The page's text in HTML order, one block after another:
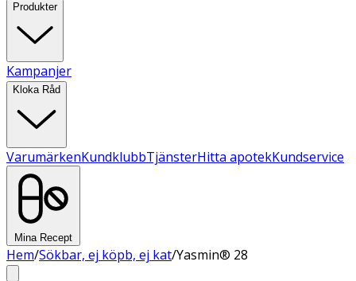
Produkter
Kampanjer
Kloka Råd
VarumärkenKundklubbTjänsterHitta apotekKundservice
Mina Recept
Hem/Sökbar, ej köpb, ej kat/Yasmin® 28